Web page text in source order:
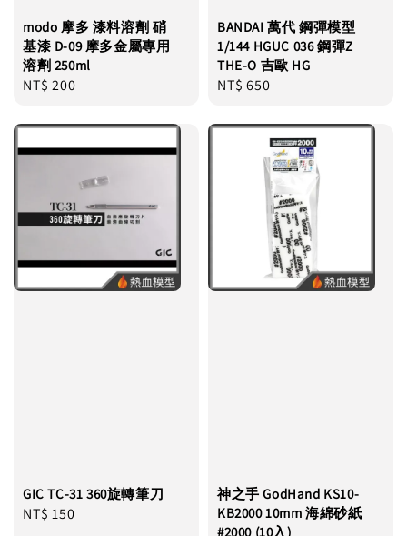
modo 摩多 漆料溶劑 硝
基漆 D-09 摩多金屬專用
溶劑 250ml
Regular
NT$ 200
BANDAI 萬代 鋼彈模型
1/144 HGUC 036 鋼彈Z
THE-O 吉歐 HG
Regular
NT$ 650
GIC TC-31 360旋轉筆刀
Regular
NT$ 150
神之手 GodHand KS10-
KB2000 10mm 海綿砂紙
#2000 (10入)